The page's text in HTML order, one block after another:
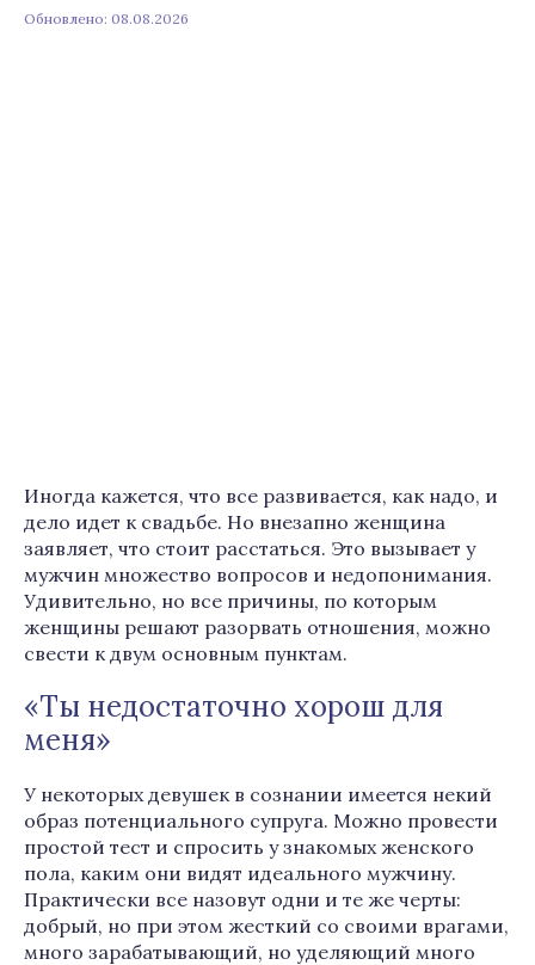
Обновлено: 08.08.2026
Иногда кажется, что все развивается, как надо, и
дело идет к свадьбе. Но внезапно женщина
заявляет, что стоит расстаться. Это вызывает у
мужчин множество вопросов и недопонимания.
Удивительно, но все причины, по которым
женщины решают разорвать отношения, можно
свести к двум основным пунктам.
«Ты недостаточно хорош для
меня»
У некоторых девушек в сознании имеется некий
образ потенциального супруга. Можно провести
простой тест и спросить у знакомых женского
пола, каким они видят идеального мужчину.
Практически все назовут одни и те же черты:
добрый, но при этом жесткий со своими врагами,
много зарабатывающий, но уделяющий много